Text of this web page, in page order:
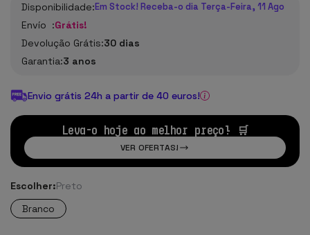
Disponibilidade:Em Stock! Receba-o dia Terça-Feira, 11 Ago
Envío :Grátis!
Devolução Grátis:30 dias
Garantia:3 anos
Envio grátis 24h a partir de 40 euros!
Leva-o hoje ao melhor preço! 🛒
VER OFERTAS!
Escolher:Preto
Branco